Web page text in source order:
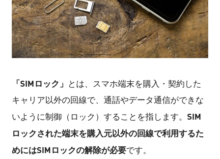
「SIMロック」 とは、スマホ端末を購入・契約した
キャリア以外の回線で、通話やデータ通信ができな
いように制御（ロック）することを指します。 SIM
ロックされた端末を購入元以外の回線で利用するた
めにはSIMロックの解除が必要です。